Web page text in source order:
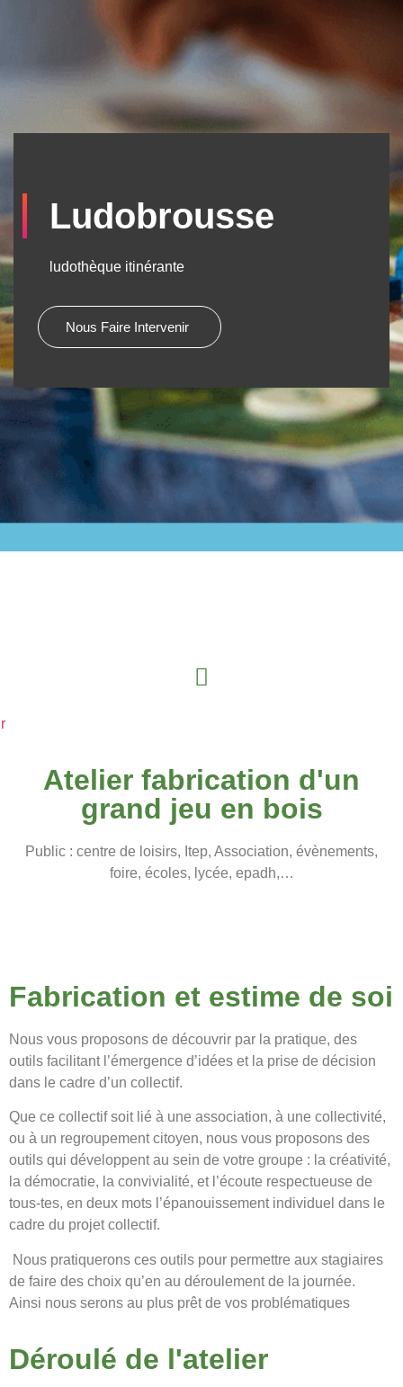
Ludobrousse
ludothèque itinérante
Nous Faire Intervenir
Atelier fabrication d'un
grand jeu en bois
Public : centre de loisirs, Itep, Association, évènements,
foire, écoles, lycée, epadh,…
Fabrication et estime de soi
Nous vous proposons de découvrir par la pratique, des
outils facilitant l’émergence d’idées et la prise de décision
dans le cadre d’un collectif.
Que ce collectif soit lié à une association, à une collectivité,
ou à un regroupement citoyen, nous vous proposons des
outils qui développent au sein de votre groupe : la créativité,
la démocratie, la convivialité, et l’écoute respectueuse de
tous-tes, en deux mots l’épanouissement individuel dans le
cadre du projet collectif.
Nous pratiquerons ces outils pour permettre aux stagiaires
de faire des choix qu’en au déroulement de la journée.
Ainsi nous serons au plus prêt de vos problématiques
Déroulé de l'atelier